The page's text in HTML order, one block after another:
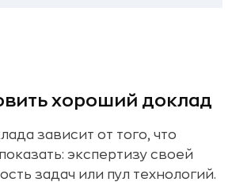
хороший доклад
зависит от того, что
экспертизу своей
задач или пул технологий.